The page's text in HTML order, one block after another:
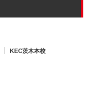
KEC茨木本校